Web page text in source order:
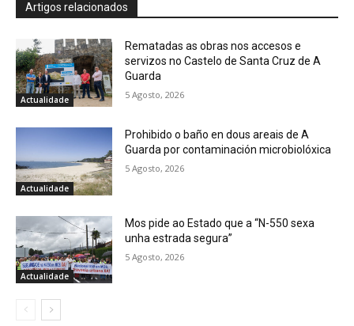
Artigos relacionados
Actualidade
Rematadas as obras nos accesos e
servizos no Castelo de Santa Cruz de A
Guarda
5 Agosto, 2026
Actualidade
Prohibido o baño en dous areais de A
Guarda por contaminación microbiolóxica
5 Agosto, 2026
Actualidade
Mos pide ao Estado que a “N-550 sexa
unha estrada segura”
5 Agosto, 2026